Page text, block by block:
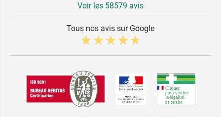
Voir les 58579 avis
Tous nos avis sur Google